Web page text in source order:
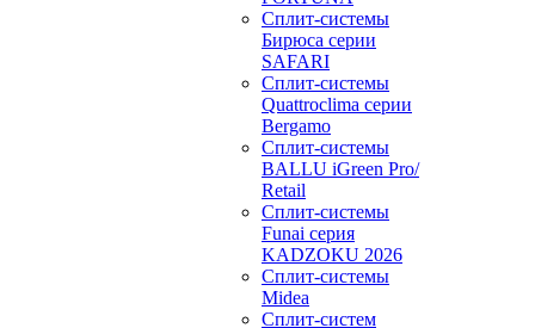
Сплит-системы
Бирюса серии
SAFARI
Сплит-системы
Quattroclima серии
Bergamo
Сплит-системы
BALLU iGreen Pro/
Retail
Сплит-системы
Funai серия
KADZOKU 2026
Сплит-системы
Midea
Сплит-систем